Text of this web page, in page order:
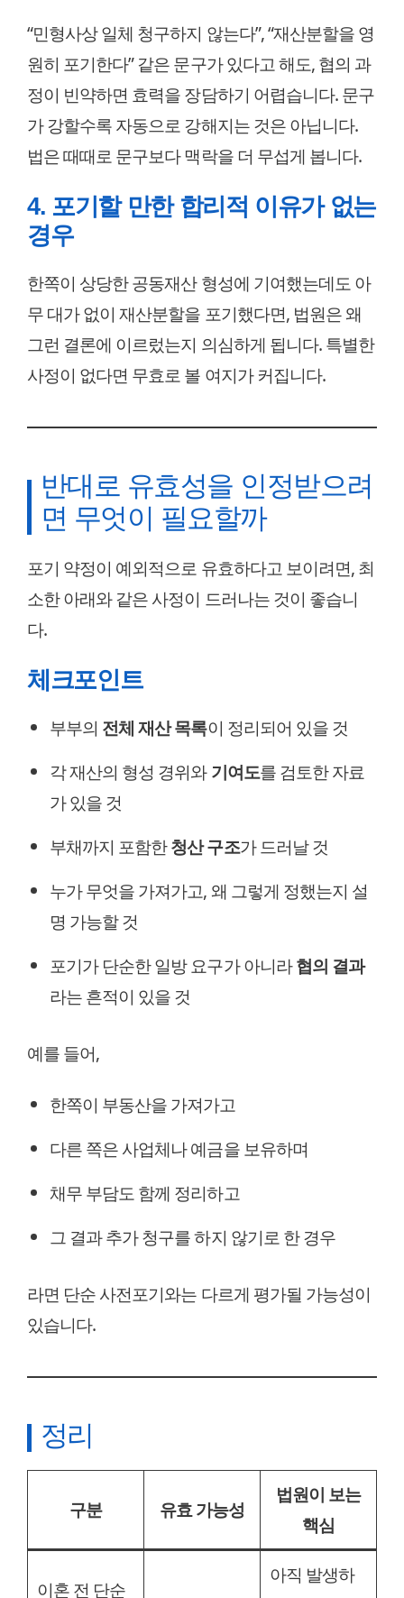
“민형사상 일체 청구하지 않는다”, “재산분할을 영
원히 포기한다” 같은 문구가 있다고 해도, 협의 과
정이 빈약하면 효력을 장담하기 어렵습니다. 문구
가 강할수록 자동으로 강해지는 것은 아닙니다.
법은 때때로 문구보다 맥락을 더 무섭게 봅니다.
4. 포기할 만한 합리적 이유가 없는
경우
한쪽이 상당한 공동재산 형성에 기여했는데도 아
무 대가 없이 재산분할을 포기했다면, 법원은 왜
그런 결론에 이르렀는지 의심하게 됩니다. 특별한
사정이 없다면 무효로 볼 여지가 커집니다.
반대로 유효성을 인정받으려
면 무엇이 필요할까
포기 약정이 예외적으로 유효하다고 보이려면, 최
소한 아래와 같은 사정이 드러나는 것이 좋습니
다.
체크포인트
부부의 전체 재산 목록이 정리되어 있을 것
각 재산의 형성 경위와기여도를 검토한 자료
가 있을 것
부채까지 포함한청산 구조가 드러날 것
누가 무엇을 가져가고, 왜 그렇게 정했는지 설
명 가능할 것
포기가 단순한 일방 요구가 아니라협의 결과
라는 흔적이 있을 것
예를 들어,
한쪽이 부동산을 가져가고
다른 쪽은 사업체나 예금을 보유하며
채무 부담도 함께 정리하고
그 결과 추가 청구를 하지 않기로 한 경우
라면 단순 사전포기와는 다르게 평가될 가능성이
있습니다.
정리
구분 유효 가능성
법원이 보는
핵심
이혼 전 단순
아직 발생하